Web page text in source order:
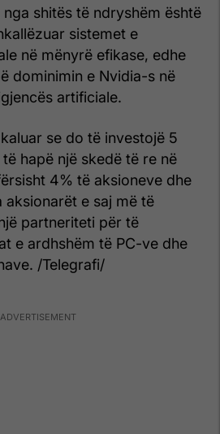
shitës të ndryshëm është
sistemet e
në mënyrë efikase, edhe
dominimin e Nvidia-s në
artificiale.
se do të investojë 5
hapë një skedë të re në
4% të aksioneve dhe
aksionarët e saj më të
partneriteti për të
e ardhshëm të PC-ve dhe
/Telegrafi/